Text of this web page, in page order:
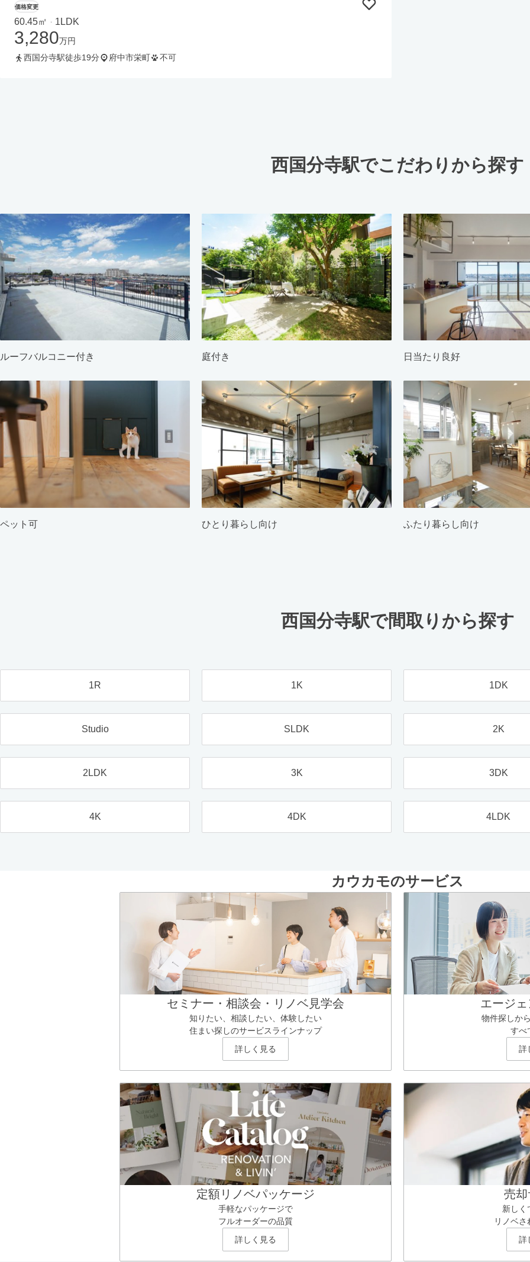
価格変更
60.45㎡ ・ 1LDK
3,280万円
西国分寺駅徒歩19分
府中市栄町 不可
西国分寺駅でこだわりから探す
ルーフバルコニー付き 庭付き 日当たり良好
ペット可 ひとり暮らし向け ふたり暮らし向け
西国分寺駅で間取りから探す
1R 1K 1DK
Studio SLDK 2K
2LDK 3K 3DK
4K 4DK 4LDK
カウカモのサービス
セミナー・相談会・リノベ見学会
知りたい、相談したい、体験したい
住まい探しのサービスラインナップ
詳しく見る
エージ
物件探しか
すべ
詳
定額リノベパッケージ
手軽なパッケージで
フルオーダーの品質
詳しく見る
売
新しく
リノベ
詳